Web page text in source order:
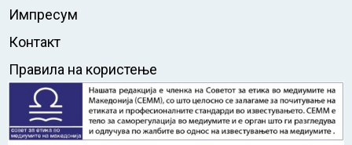
Импресум
Контакт
Правила на користење